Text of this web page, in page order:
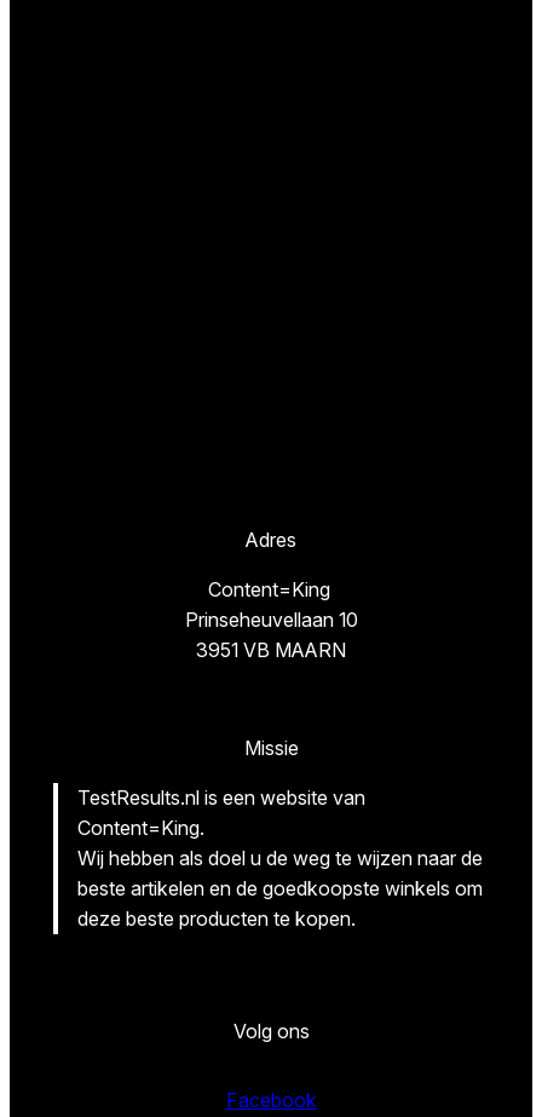
Adres
Content=King
Prinseheuvellaan 10
3951 VB MAARN
Missie
TestResults.nl is een website van
Content=King.
Wij hebben als doel u de weg te wijzen naar de
beste artikelen en de goedkoopste winkels om
deze beste producten te kopen.
Volg ons
Facebook